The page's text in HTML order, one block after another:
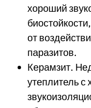
хороший
от
паразитов.
Керамзит.
утеплитель